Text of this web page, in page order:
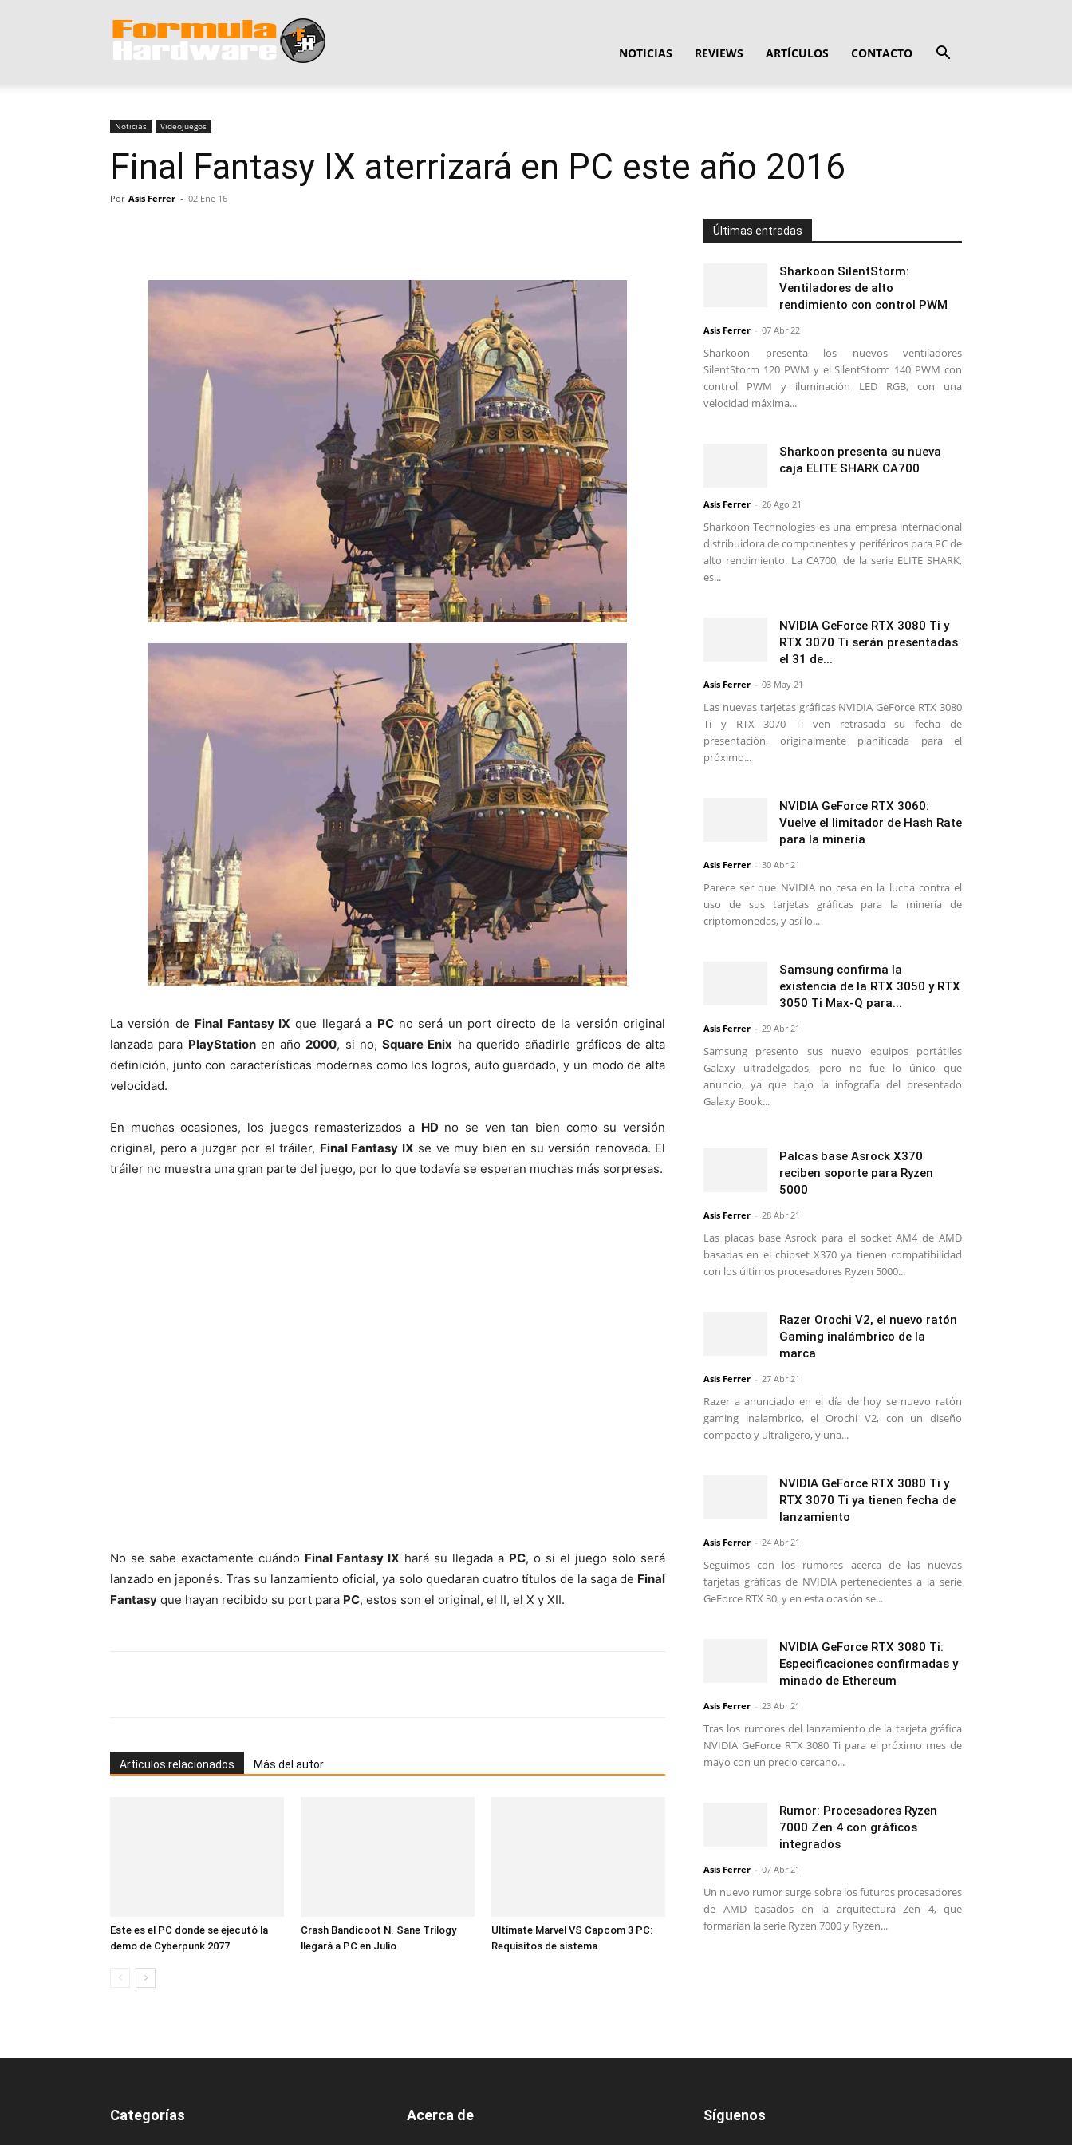
NOTICIAS REVIEWS ARTÍCULOS CONTACTO
Noticias Videojuegos
Final Fantasy IX aterrizará en PC este año 2016
Por Asis Ferrer - 02 Ene 16
La versión de Final Fantasy IX que llegará a PCno será un port directo de la versión original
lanzada para PlayStationen año2000, si no,Square Enix ha querido añadirle gráficos de alta
definición, junto con características modernas como los logros, auto guardado, y un modo de alta
velocidad.
En muchas ocasiones, los juegos remasterizados a HD no se ven tan bien como su versión
original, pero a juzgar por el tráiler, Final Fantasy IX se ve muy bien en su versión renovada. El
tráiler no muestra una gran parte del juego, por lo que todavía se esperan muchas más sorpresas.
No se sabe exactamente cuándo Final Fantasy IX hará su llegada a PC, o si el juego solo será
lanzado en japonés. Tras su lanzamiento oficial, ya solo quedaran cuatro títulos de la saga de Final
Fantasy que hayan recibido su port para PC, estos son el original, el II, el X y XII.
Artículos relacionados Más del autor
Este es el PC donde se ejecutó la
demo de Cyberpunk 2077
Crash Bandicoot N. Sane Trilogy
llegará a PC en Julio
Ultimate Marvel VS Capcom 3 PC:
Requisitos de sistema
Últimas entradas
Sharkoon SilentStorm:
Ventiladores de alto
rendimiento con control PWM
Asis Ferrer - 07 Abr 22
Sharkoon presenta los nuevos ventiladores
SilentStorm 120 PWM y el SilentStorm 140 PWM con
control PWM y iluminación LED RGB, con una
velocidad máxima...
Sharkoon presenta su nueva
caja ELITE SHARK CA700
Asis Ferrer - 26 Ago 21
Sharkoon Technologies es una empresa internacional
distribuidora de componentes y periféricos para PC de
alto rendimiento. La CA700, de la serie ELITE SHARK,
es...
NVIDIA GeForce RTX 3080 Ti y
RTX 3070 Ti serán presentadas
el 31 de...
Asis Ferrer - 03 May 21
Las nuevas tarjetas gráficas NVIDIA GeForce RTX 3080
Ti y RTX 3070 Ti ven retrasada su fecha de
presentación, originalmente planificada para el
próximo...
NVIDIA GeForce RTX 3060:
Vuelve el limitador de Hash Rate
para la minería
Asis Ferrer - 30 Abr 21
Parece ser que NVIDIA no cesa en la lucha contra el
uso de sus tarjetas gráficas para la minería de
criptomonedas, y así lo...
Samsung confirma la
existencia de la RTX 3050 y RTX
3050 Ti Max-Q para...
Asis Ferrer - 29 Abr 21
Samsung presento sus nuevo equipos portátiles
Galaxy ultradelgados, pero no fue lo único que
anuncio, ya que bajo la infografía del presentado
Galaxy Book...
Palcas base Asrock X370
reciben soporte para Ryzen
5000
Asis Ferrer - 28 Abr 21
Las placas base Asrock para el socket AM4 de AMD
basadas en el chipset X370 ya tienen compatibilidad
con los últimos procesadores Ryzen 5000...
Razer Orochi V2, el nuevo ratón
Gaming inalámbrico de la
marca
Asis Ferrer - 27 Abr 21
Razer a anunciado en el día de hoy se nuevo ratón
gaming inalambrico, el Orochi V2, con un diseño
compacto y ultraligero, y una...
NVIDIA GeForce RTX 3080 Ti y
RTX 3070 Ti ya tienen fecha de
lanzamiento
Asis Ferrer - 24 Abr 21
Seguimos con los rumores acerca de las nuevas
tarjetas gráficas de NVIDIA pertenecientes a la serie
GeForce RTX 30, y en esta ocasión se...
NVIDIA GeForce RTX 3080 Ti:
Especificaciones confirmadas y
minado de Ethereum
Asis Ferrer - 23 Abr 21
Tras los rumores del lanzamiento de la tarjeta gráfica
NVIDIA GeForce RTX 3080 Ti para el próximo mes de
mayo con un precio cercano...
Rumor: Procesadores Ryzen
7000 Zen 4 con gráficos
integrados
Asis Ferrer - 07 Abr 21
Un nuevo rumor surge sobre los futuros procesadores
de AMD basados en la arquitectura Zen 4, que
formarían la serie Ryzen 7000 y Ryzen...
Categorías Acerca de Síguenos